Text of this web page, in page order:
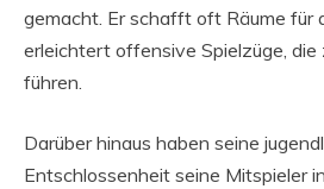
gemacht. Er schafft oft Räume für
erleichtert offensive Spielzüge, die
führen.
Darüber hinaus haben seine
Entschlossenheit seine Mitspieler